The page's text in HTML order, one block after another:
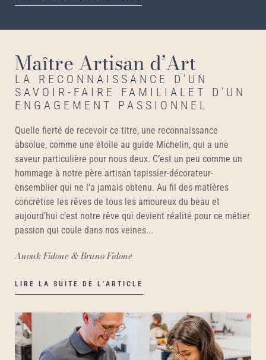
Maître Artisan d’Art
LA RECONNAISSANCE D’UN
SAVOIR-FAIRE FAMILIAL ET D’UN
ENGAGEMENT PASSIONNEL
Quelle fierté de recevoir ce titre, une reconnaissance
absolue, comme une étoile au guide Michelin, qui a une
saveur particulière pour nous deux. C’est un peu comme un
hommage à notre père artisan tapissier-décorateur-
ensemblier qui ne l’a jamais obtenu. Au fil des matières
concrétise les rêves de tous les amoureux du beau et
aujourd’hui c’est notre rêve qui devient réalité pour ce métier
passion qui coule dans nos veines...
Anouk Fidone & Bruno Fidone
LIRE LA SUITE DE L’ARTICLE